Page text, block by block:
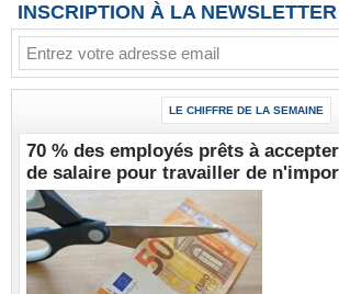
INSCRIPTION À LA NEWSLETTER
LE CHIFFRE DE LA SEMAINE
70 % des employés prêts à
de salaire pour travailler de